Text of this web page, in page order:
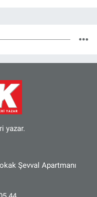
yazar.
Şevval Apartmanı